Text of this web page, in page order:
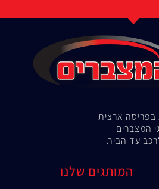
ארצית
המצברים
עד הבית
המותגים שלנו